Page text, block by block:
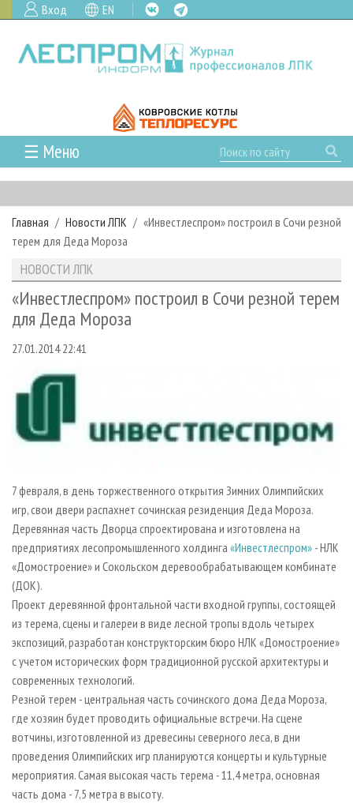
Вход EN
☰ Меню
ГЛАВНАЯ
РУБРИКИ И ТЕМЫ
РУБРИКИ ЖУРНАЛА
ЛЕСОЗАГОТОВКА
ЛЕСОПИЛЕНИЕ
ПРОИЗВОДСТВО ДРЕВЕСНЫХ ПЛИТ
ПРОИЗВОДСТВО МЕБЕЛИ
ЦБП
ИНСТРУМЕНТ И МАТЕРИАЛЫ
НОВОСТИ
НОВОСТИ ЛПК
НОВОСТИ ЖУРНАЛА
ПРОЕКТЫ ЛПИ
АНАЛИТИКА
ПРЕДПРИЯТИЯ ЛПК
МОБИЛЬНЫЕ ВЫСТАВКИ
ОФИЦИАЛЬНЫЕ ДЕЛЕГАЦИИ
ПРИОРИТЕТНЫЕ ИНВЕСТПРОЕКТЫ
ГАЗЕТА ЛЕСПРОМФОРУМ
БИБЛИОТЕКА СПЕЦИАЛИСТА
АРХИВ
АРХИВ ЖУРНАЛОВ
О ЖУРНАЛЕ
ПОДПИСКА
РЕКЛАМОДАТЕЛЯМ
РЕКЛАМА НА САЙТЕ
Главная Новости ЛПК
«Инвестлеспром» построил в Сочи резной
терем для Деда Мороза
НОВОСТИ ЛПК
«Инвестлеспром» построил в Сочи резной терем
для Деда Мороза
27.01.2014 22:41
7 февраля, в день торжественного открытия Зимних Олимпийских
игр, свои двери распахнет сочинская резиденция Деда Мороза.
Деревянная часть Дворца спроектирована и изготовлена на
предприятиях лесопромышленного холдинга «Инвестлеспром» - НЛК
«Домостроение» и Сокольском деревообрабатывающем комбинате
(ДОК).
Проект деревянной фронтальной части входной группы, состоящей
из терема, сцены и галереи в виде лесной тропы вдоль четырех
экспозиций, разработан конструкторским бюро НЛК «Домостроение»
с учетом исторических форм традиционной русской архитектуры и
современных технологий.
Резной терем - центральная часть сочинского дома Деда Мороза,
где хозяин будет проводить официальные встречи. На сцене
вотчины, изготовленной из древесины северного леса, в дни
проведения Олимпийских игр планируются концерты и культурные
мероприятия. Самая высокая часть терема - 11,4 метра, основная
часть дома - 7,5 метра в высоту.